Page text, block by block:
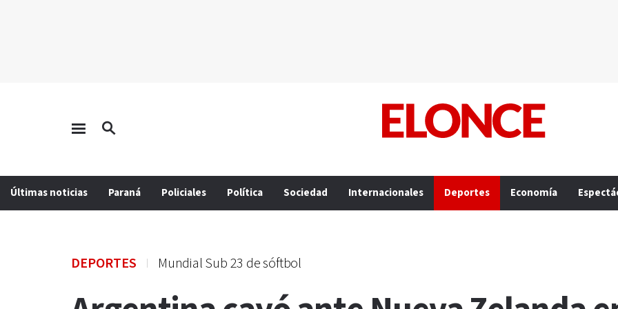
Últimas noticias Paraná Policiales Política Sociedad Internacionales Deportes Economía
DEPORTES Mundial Sub 23 de sóftbol